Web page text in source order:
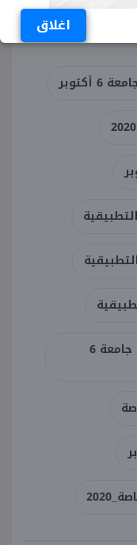
اغلاق
مصروفات كلية العلوم التطبيقية جامعة 6